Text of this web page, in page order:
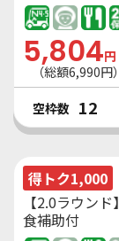
5,804円
（総額6,990円）
空枠数 12
得トク1,000
【2.0ラウン
食補助付